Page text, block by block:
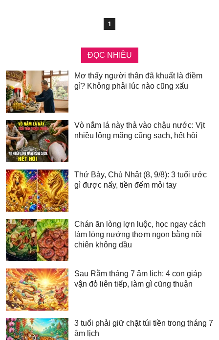
1
ĐỌC NHIỀU
Mơ thấy người thân đã khuất là điềm
gì? Không phải lúc nào cũng xấu
Vò nắm lá này thả vào chậu nước: Vịt
nhiều lông măng cũng sạch, hết hôi
Thứ Bảy, Chủ Nhật (8, 9/8): 3 tuổi ước
gì được nấy, tiền đếm mỏi tay
Chán ăn lòng lợn luộc, học ngay cách
làm lòng nướng thơm ngon bằng nồi
chiên không dầu
Sau Rằm tháng 7 âm lịch: 4 con giáp
vận đỏ liên tiếp, làm gì cũng thuận
3 tuổi phải giữ chặt túi tiền trong tháng 7
âm lịch